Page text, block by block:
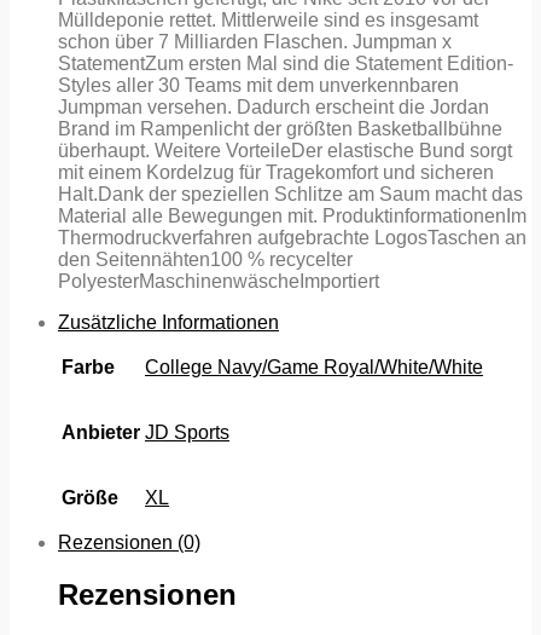
Mülldeponie rettet. Mittlerweile sind es insgesamt
schon über 7 Milliarden Flaschen. Jumpman x
StatementZum ersten Mal sind die Statement Edition-
Styles aller 30 Teams mit dem unverkennbaren
Jumpman versehen. Dadurch erscheint die Jordan
Brand im Rampenlicht der größten Basketballbühne
überhaupt. Weitere VorteileDer elastische Bund sorgt
mit einem Kordelzug für Tragekomfort und sicheren
Halt.Dank der speziellen Schlitze am Saum macht das
Material alle Bewegungen mit. ProduktinformationenIm
Thermodruckverfahren aufgebrachte LogosTaschen an
den Seitennähten100 % recycelter
PolyesterMaschinenwäscheImportiert
Zusätzliche Informationen
Farbe College Navy/Game Royal/White/White
Anbieter JD Sports
Größe XL
Rezensionen (0)
Rezensionen